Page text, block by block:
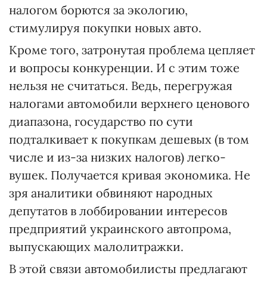
налогом борются за экологию,
стимулируя покупки новых авто.
Кроме того, затронутая проблема цепляет
и вопросы конкуренции. И с этим тоже
нельзя не считаться. Ведь, перегружая
налогами автомобили верхнего ценового
диа­пазона, государство по сути
подталкивает к покупкам дешевых (в том
числе и из-за низких налогов) легко­
вушек. Получа­ется кривая экономика. Не
зря аналитики обвиняют народных
депутатов в лоббировании интересов
предприятий украинского автопрома,
выпускающих малолитражки.
В этой связи автомобилисты предлагают